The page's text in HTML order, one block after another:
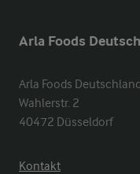
Arla Foods
Arla Foods
Wahlerstr. 2
40472 Düsseldorf
Kontakt